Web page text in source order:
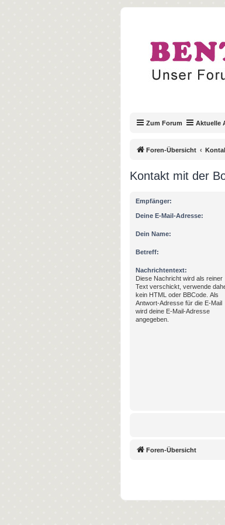
Zum Forum Aktuelle
Foren-Übersicht
Kontakt mit der
Empfänger:
Deine E-Mail-Adresse:
Dein Name:
Betreff:
Nachrichtentext:
Diese Nachricht wird als reiner
Text verschickt, verwende
kein HTML oder BBCode. Als
Antwort-Adresse für die E-Mail
wird deine E-Mail-Adresse
angegeben.
Foren-Übersicht